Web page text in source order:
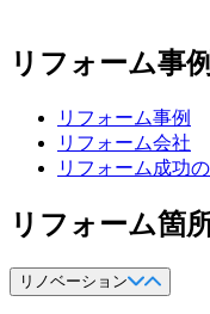
リフォーム事
リフォーム事例
リフォーム会社
リフォーム成功
リフォーム箇
リノベーション